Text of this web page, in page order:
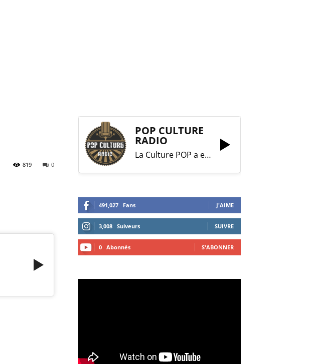
0
819
POP CULTURE
RADIO
La Culture POP a enfin trouvé sa RADIO !
491,027 Fans J'AIME
3,008 Suiveurs SUIVRE
0 Abonnés S'ABONNER